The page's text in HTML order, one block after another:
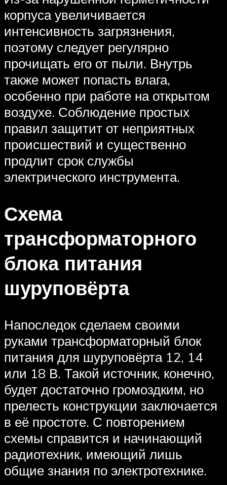
корпуса увеличивается
интенсивность загрязнения,
поэтому следует регулярно
прочищать его от пыли. Внутрь
также может попасть влага,
особенно при работе на открытом
воздухе. Соблюдение простых
правил защитит от неприятных
происшествий и существенно
продлит срок службы
электрического инструмента.
Схема
трансформаторного
блока питания
шуруповёрта
Напоследок сделаем своими
руками трансформаторный блок
питания для шуруповёрта 12, 14
или 18 В. Такой источник, конечно,
будет достаточно громоздким, но
прелесть конструкции заключается
в её простоте. С повторением
схемы справится и начинающий
радиотехник, имеющий лишь
общие знания по электротехнике.